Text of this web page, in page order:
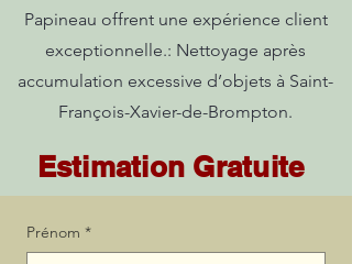
Papineau offrent une expérience client
exceptionnelle.: Nettoyage après
accumulation excessive d’objets à Saint-
François-Xavier-de-Brompton.
Estimation Gratuite
Prénom *